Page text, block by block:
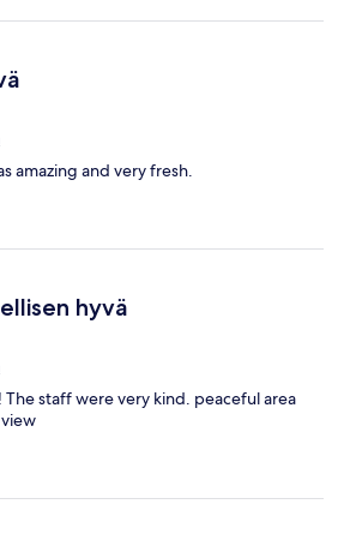
amazing and very fresh.
hyvä
The staff were very kind. peaceful area